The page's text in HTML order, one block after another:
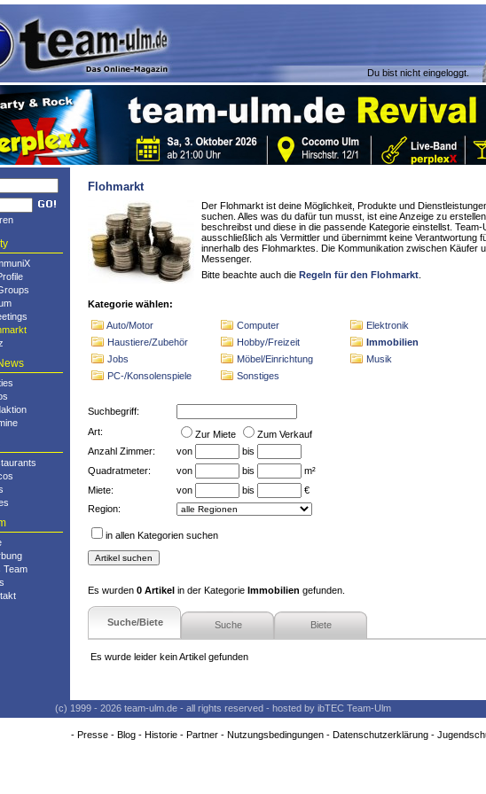
Du bist nicht eingeloggt.
Team
Flohmarkt
Der Flohmarkt ist deine Möglichkeit, Produkte und
suchen. Alles was du dafür tun musst, ist eine Anzeige zu
beschreibst und diese in die passende Kategorie einstellst. Team-
ausschließlich als Vermittler und übernimmt keine Verantwortung
innerhalb des Flohmarktes. Die Kommunikation zwischen Käufer
Messenger.
Bitte beachte auch die Regeln für den Flohmarkt
Kategorie wählen:
Auto/Motor
Computer
Elektronik
Haustiere/Zubehör
Hobby/Freizeit
Immobilien
Jobs
Möbel/Einrichtung
Musik
PC-/Konsolenspiele
Sonstiges
Suchbegriff:
Art:
Zur Miete
Zum Verkauf
Anzahl Zimmer:
von
bis
Quadratmeter:
von bis
m²
Miete:
von bis
€
Region:
in allen Kategorien suchen
Es wurden 0 Artikel in der Kategorie Immobilien gefunden.
Suche/Biete Suche Biete
Es wurde leider kein Artikel gefunden
(c) 1999 - 2026 team-ulm.de - all rights reserved - hosted by ibTEC Team-Ulm
- Presse- Blog- Historie- Partner- Nutzungsbedingungen- Datenschutzerklärung-